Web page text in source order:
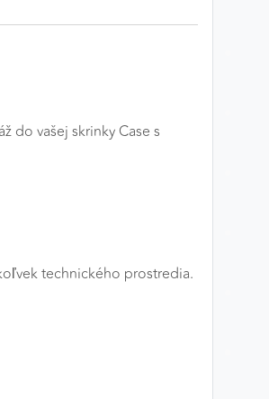
do vašej skrinky Case s
technického prostredia.